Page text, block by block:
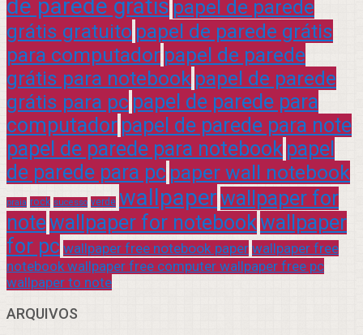
de parede grátis papel de parede
grátis gratuito papel de parede grátis
para computador papel de parede
grátis para notebook papel de parede
grátis para pc papel de parede para
computador papel de parede para note
papel de parede para notebook papel
de parede para pc paper wall notebook
praia rock sucesso verde wallpaperwallpaper for
notewallpaper for notebookwallpaper
for pc wallpaper free notebook paper wallpaper free
notebook wallpaper free computer wallpaper free pc
wallpaper to note
ARQUIVOS